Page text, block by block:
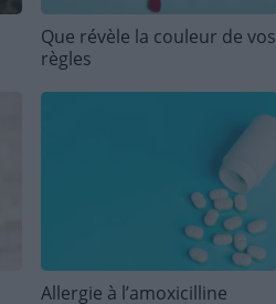
Que révèle la couleur de vos
règles
Allergie à l’amoxicilline